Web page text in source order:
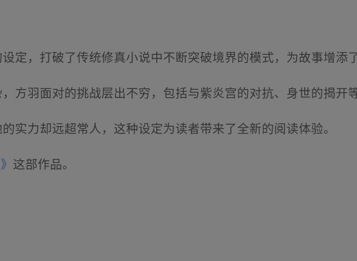
定，打破了传统修真小说中不断突破境界的模式，为故事增添
方羽面对的挑战层出不穷，包括与紫炎宫的对抗、身世的揭开等
实力却远超常人，这种设定为读者带来了全新的阅读体验。
这部作品。